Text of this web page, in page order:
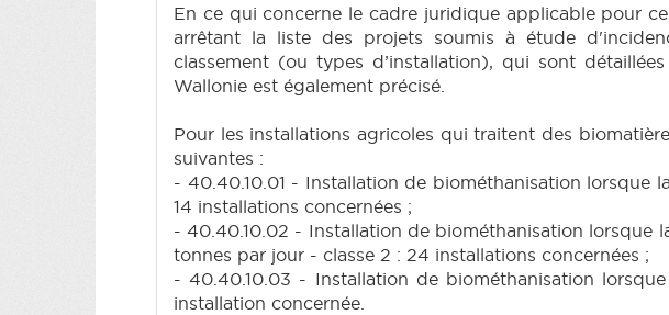
En ce qui concerne le cadre juridique applicable pour
arrêtant la liste des projets soumis à étude
classement (ou types d’installation), qui sont
Wallonie est également précisé.
Pour les installations agricoles qui traitent des
suivantes :
- 40.40.10.01 - Installation de biométhanisation lorsque
14 installations concernées ;
- 40.40.10.02 - Installation de biométhanisation lorsque
tonnes par jour - classe 2 : 24 installations concernées ;
- 40.40.10.03 - Installation de biométhanisation
installation concernée.